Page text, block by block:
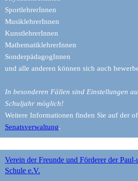
SportlehrerInnen
MusiklehrerInnen
KunstlehrerInnen
MathematiklehrerInnen
SonderpädagogInnen
und alle anderen können sich auch
In besonderen Fällen sind Einstellungen
Schuljahr möglich!
Weitere Informationen finden Sie auf der
Senatsverwaltung.
Verein der Freunde und Förderer der
Schule e.V.